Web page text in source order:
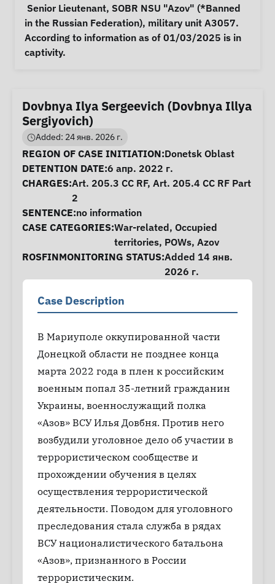
Notes
in the Russian Federation), military unit A3057.
According to information as of 01/03/2025 is in
captivity.
Dovbnya Ilya Sergeevich (Dovbnya Illya
Sergiyovich)
Added: 24 янв. 2026 г.
Case Information
REGION OF CASE INITIATION:Donetsk Oblast
DETENTION DATE:6 апр. 2022 г.
CHARGES:Art. 205.3 CC RF, Art. 205.4 CC RF Part
2
SENTENCE:no information
CASE CATEGORIES:War-related, Occupied
territories, POWs, Azov
ROSFINMONITORING STATUS:Added 14 янв.
2026 г.
Case Description
В Мариуполе оккупированной части
Донецкой области не позднее конца
марта 2022 года в плен к российским
военным попал 35-летний гражданин
Украины, военнослужащий полка
«Азов» ВСУ Илья Довбня. Против него
возбудили уголовное дело об участии в
террористическом сообществе и
прохождении обучения в целях
осуществления террористической
деятельности. Поводом для уголовного
преследования стала служба в рядах
ВСУ националистического батальона
«Азов», признанного в России
террористическим.